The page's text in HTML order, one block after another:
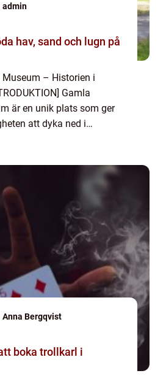
admin
på
Museum – Historien i
Gamla
är en unik plats som ger
att dyka ned i
Anna Bergqvist
boka trollkarl i